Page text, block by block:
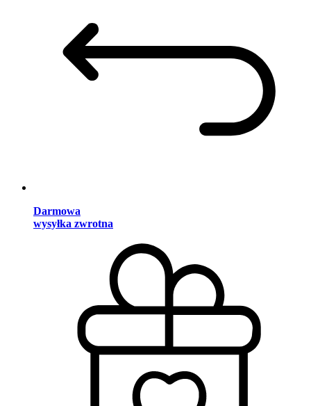
Darmowa
wysyłka zwrotna